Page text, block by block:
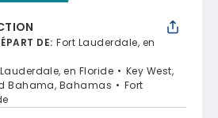
DE: Fort Lauderdale, en
en Floride
Key West,
Bahama, Bahamas
Fort